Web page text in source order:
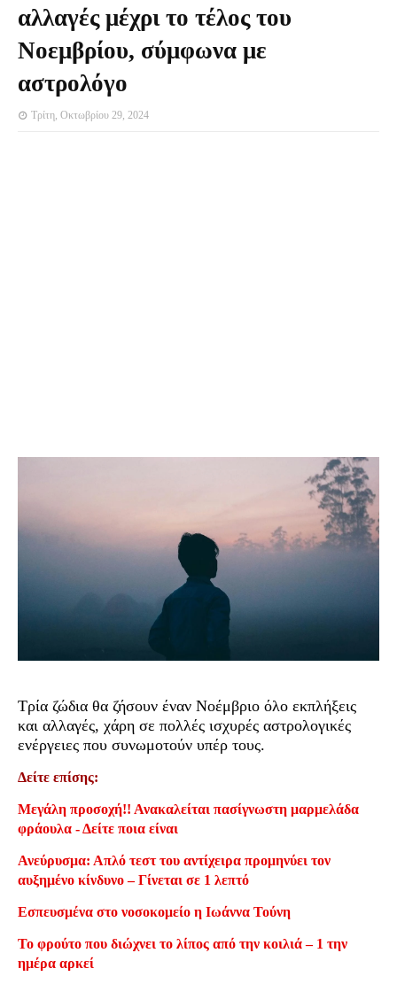
αλλαγές μέχρι το τέλος του
Νοεμβρίου, σύμφωνα με
αστρολόγο
Τρίτη, Οκτωβρίου 29, 2024
Τρία ζώδια θα ζήσουν έναν Νοέμβριο όλο εκπλήξεις
και αλλαγές, χάρη σε πολλές ισχυρές αστρολογικές
ενέργειες που συνωμοτούν υπέρ τους.
Δείτε επίσης:
Μεγάλη προσοχή!! Ανακαλείται πασίγνωστη μαρμελάδα
φράουλα - Δείτε ποια είναι
Ανεύρυσμα: Απλό τεστ του αντίχειρα προμηνύει τον
αυξημένο κίνδυνο – Γίνεται σε 1 λεπτό
Εσπευσμένα στο νοσοκομείο η Ιωάννα Τούνη
Το φρούτο που διώχνει το λίπος από την κοιλιά – 1 την
ημέρα αρκεί